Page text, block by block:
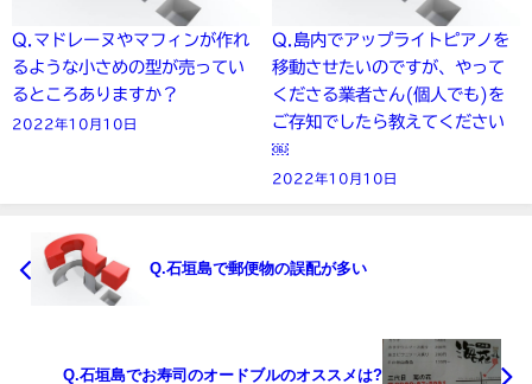
Q.マドレーヌやマフィンが作れ
るような小さめの型が売ってい
るところありますか？
2022年10月10日
Q.島内でアップライトピアノを
移動させたいのですが、やって
くださる業者さん(個人でも)を
ご存知でしたら教えてください
￼
2022年10月10日
Q.石垣島で郵便物の誤配が多い
Q.石垣島でお寿司のオードブルのオススメは?